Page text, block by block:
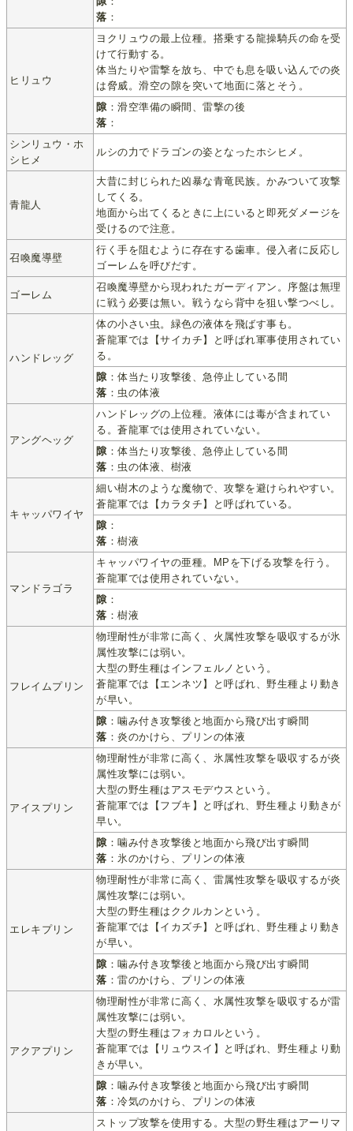
落 ：
ヒリュウ
ヨクリュウの最上位種。搭乗する龍操騎兵の命を受
けて行動する。
体当たりや雷撃を放ち、中でも息を吸い込んでの炎
は脅威。滑空の隙を突いて地面に落とそう。
隙 ：滑空準備の瞬間、雷撃の後
落 ：
シンリュウ・ホ
シヒメ
ルシの力でドラゴンの姿となったホシヒメ。
青龍人
大昔に封じられた凶暴な青竜民族。かみついて攻撃
してくる。
地面から出てくるときに上にいると即死ダメージを
受けるので注意。
召喚魔導壁
行く手を阻むように存在する歯車。侵入者に反応し
ゴーレムを呼びだす。
ゴーレム
召喚魔導壁から現われたガーディアン。序盤は無理
に戦う必要は無い。戦うなら背中を狙い撃つべし。
ハンドレッグ
体の小さい虫。緑色の液体を飛ばす事も。
蒼龍軍では【サイカチ】と呼ばれ軍事使用されてい
る。
隙 ：体当たり攻撃後、急停止している間
落 ：虫の体液
アングヘッグ
ハンドレッグの上位種。液体には毒が含まれてい
る。蒼龍軍では使用されていない。
隙 ：体当たり攻撃後、急停止している間
落 ：虫の体液、樹液
キャッパワイヤ
細い樹木のような魔物で、攻撃を避けられやすい。
蒼龍軍では【カラタチ】と呼ばれている。
隙 ：
落 ：樹液
マンドラゴラ
キャッパワイヤの亜種。MPを下げる攻撃を行う。
蒼龍軍では使用されていない。
隙 ：
落 ：樹液
フレイムプリン
物理耐性が非常に高く、火属性攻撃を吸収するが氷
属性攻撃には弱い。
大型の野生種はインフェルノという。
蒼龍軍では【エンネツ】と呼ばれ、野生種より動き
が早い。
隙 ：噛み付き攻撃後と地面から飛び出す瞬間
落 ：炎のかけら、プリンの体液
アイスプリン
物理耐性が非常に高く、氷属性攻撃を吸収するが炎
属性攻撃には弱い。
大型の野生種はアスモデウスという。
蒼龍軍では【フブキ】と呼ばれ、野生種より動きが
早い。
隙 ：噛み付き攻撃後と地面から飛び出す瞬間
落 ：氷のかけら、プリンの体液
エレキプリン
物理耐性が非常に高く、雷属性攻撃を吸収するが炎
属性攻撃には弱い。
大型の野生種はククルカンという。
蒼龍軍では【イカズチ】と呼ばれ、野生種より動き
が早い。
隙 ：噛み付き攻撃後と地面から飛び出す瞬間
落 ：雷のかけら、プリンの体液
アクアプリン
物理耐性が非常に高く、水属性攻撃を吸収するが雷
属性攻撃には弱い。
大型の野生種はフォカロルという。
蒼龍軍では【リュウスイ】と呼ばれ、野生種より動
きが早い。
隙 ：噛み付き攻撃後と地面から飛び出す瞬間
落 ：冷気のかけら、プリンの体液
ストップ攻撃を使用する。大型の野生種はアーリマ